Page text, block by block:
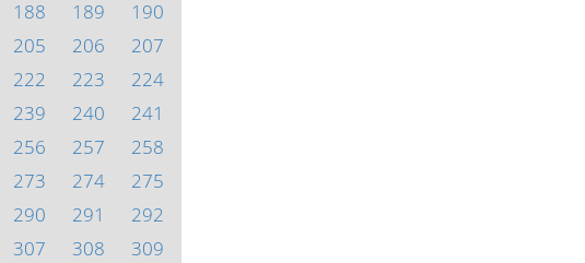
188 189
190
205 206
207
222 223
224
239 240
241
256 257
258
273 274
275
290 291
292
307 308 309